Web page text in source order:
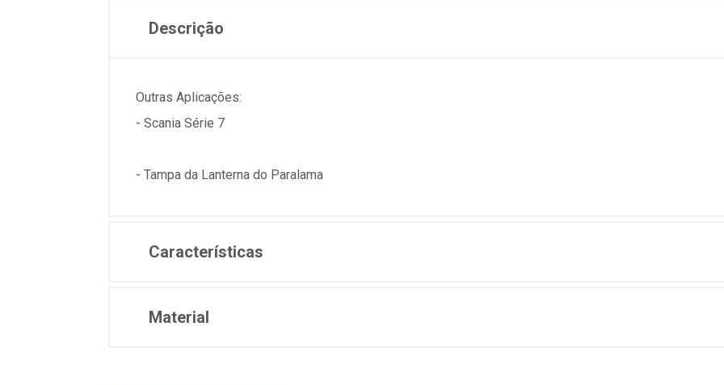
Descrição
Outras Aplicações:
- Scania Série 7
- Tampa da Lanterna do Paralama
Características
Material